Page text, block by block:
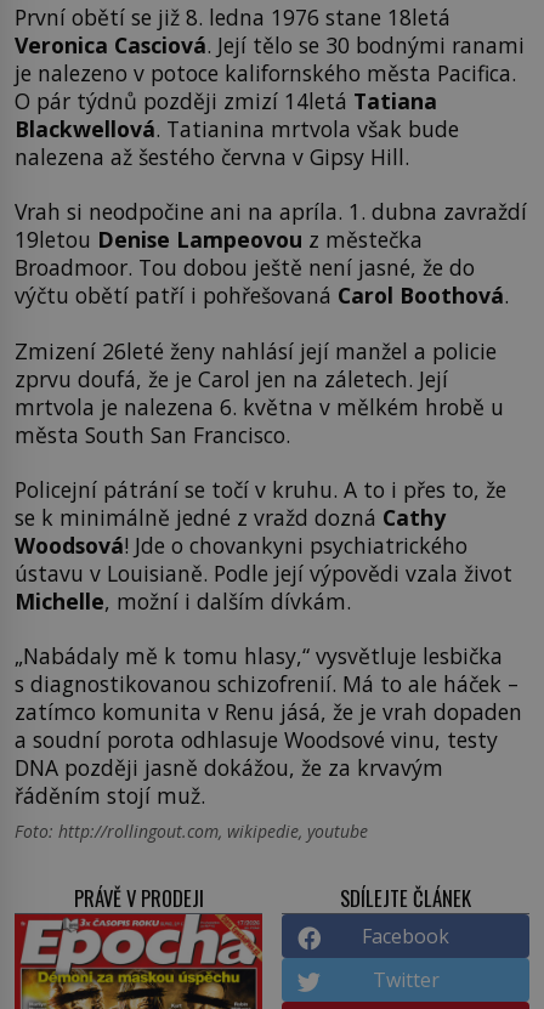
První obětí se již 8. ledna 1976 stane 18letá
Veronica Casciová. Její tělo se 30 bodnými ranami
je nalezeno v potoce kalifornského města Pacifica.
O pár týdnů později zmizí 14letá Tatiana
Blackwellová. Tatianina mrtvola však bude
nalezena až šestého června v Gipsy Hill.
Vrah si neodpočine ani na apríla. 1. dubna zavraždí
19letou Denise Lampeovou z městečka
Broadmoor. Tou dobou ještě není jasné, že do
výčtu obětí patří i pohřešovaná Carol Boothová.
Zmizení 26leté ženy nahlásí její manžel a policie
zprvu doufá, že je Carol jen na záletech. Její
mrtvola je nalezena 6. května v mělkém hrobě u
města South San Francisco.
Policejní pátrání se točí v kruhu. A to i přes to, že
se k minimálně jedné z vražd dozná Cathy
Woodsová! Jde o chovankyni psychiatrického
ústavu v Louisianě. Podle její výpovědi vzala život
Michelle, možní i dalším dívkám.
„Nabádaly mě k tomu hlasy,“ vysvětluje lesbička
s diagnostikovanou schizofrenií. Má to ale háček –
zatímco komunita v Renu jásá, že je vrah dopaden
a soudní porota odhlasuje Woodsové vinu, testy
DNA později jasně dokážou, že za krvavým
řáděním stojí muž.
Foto: http://rollingout.com, wikipedie, youtube
PRÁVĚ V PRODEJI SDÍLEJTE ČLÁNEK
Facebook
Twitter